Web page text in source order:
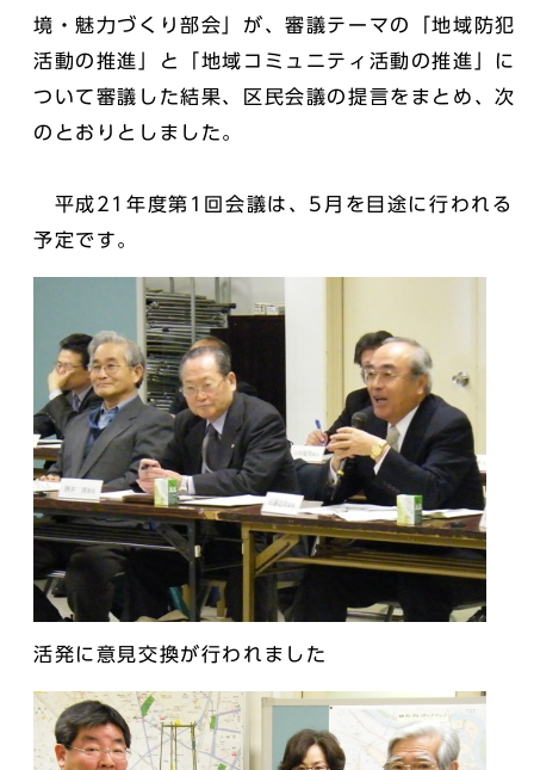
境・魅力づくり部会」が、審議テーマの「地域防犯
活動の推進」と「地域コミュニティ活動の推進」に
ついて審議した結果、区民会議の提言をまとめ、次
のとおりとしました。
平成21年度第1回会議は、5月を目途に行われる
予定です。
活発に意見交換が行われました